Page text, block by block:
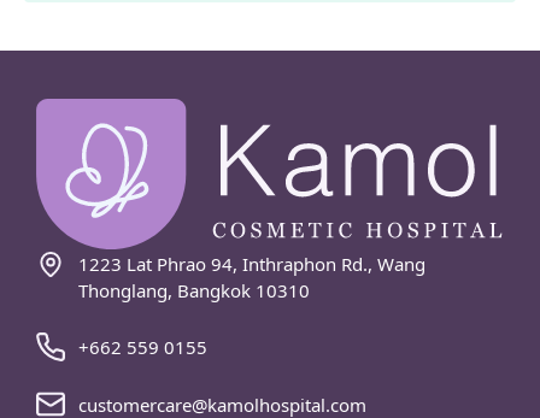
1223 Lat Phrao 94, Inthraphon Rd., Wang
Thonglang, Bangkok 10310
+662 559 0155
customercare@kamolhospital.com